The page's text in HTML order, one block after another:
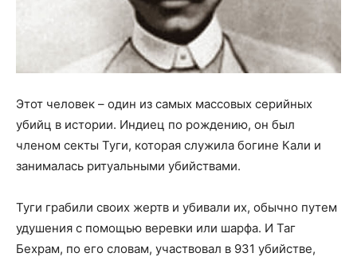
Этот человек – один из самых массовых серийных
убийц в истории. Индиец по рождению, он был
членом секты Туги, которая служила богине Кали и
занималась ритуальными убийствами.
Туги грабили своих жертв и убивали их, обычно путем
удушения с помощью веревки или шарфа. И Таг
Бехрам, по его словам, участвовал в 931 убийстве,